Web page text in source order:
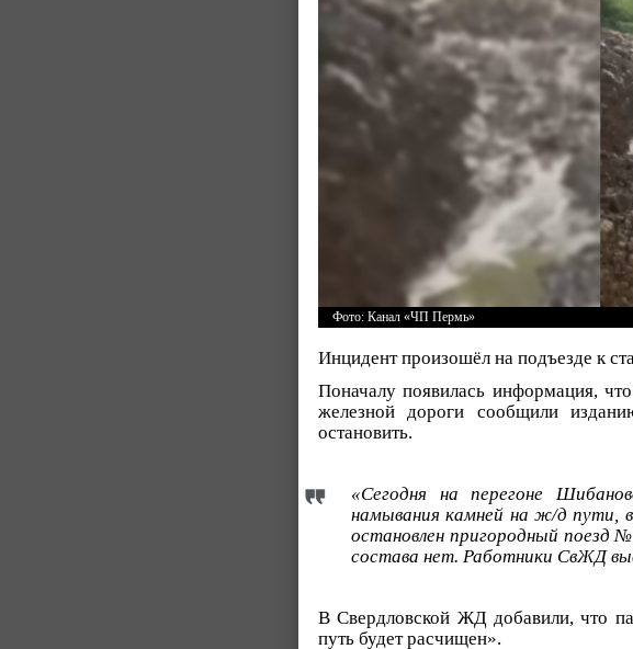
Фото: Канал «ЧП Пермь»
Инцидент произошёл на подъезде к
Поначалу появилась информация,
железной дороги сообщили
остановить.
«Сегодня на перегоне
намывания камней на ж/д пути,
остановлен пригородный поезд
состава нет. Работники СвЖД
В Свердловской ЖД добавили, что
путь будет расчищен».